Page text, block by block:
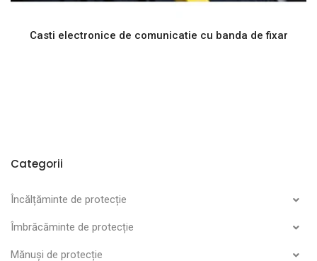
Casti electronice de comunicatie cu banda de fixar
Categorii
Încălțăminte de protecție
Îmbrăcăminte de protecție
Mănuși de protecție